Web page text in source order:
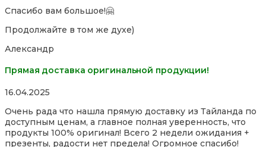
Спасибо вам большое!🤗
Продолжайте в том же духе)
Александр
Прямая доставка оригинальной продукции!
Rated
out
of
5
16.04.2025
Очень рада что нашла прямую доставку из Тайланда по
доступным ценам, а главное полная уверенность, что
продукты 100% оригинал! Всего 2 недели ожидания +
презенты, радости нет предела! Огромное спасибо!